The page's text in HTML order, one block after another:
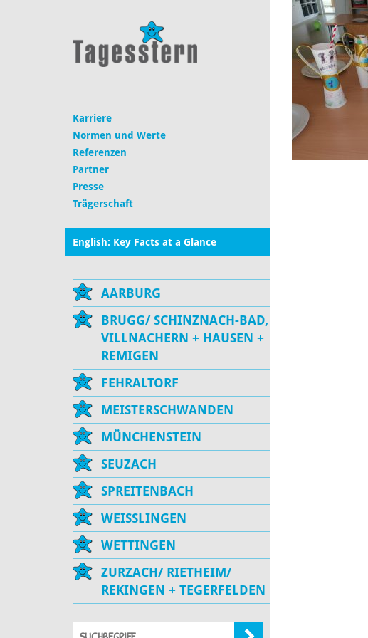
Karriere
Normen und Werte
Referenzen
Partner
Presse
Trägerschaft
English: Key Facts at a Glance
AARBURG
BRUGG/ SCHINZNACH-BAD,
VILLNACHERN + HAUSEN +
REMIGEN
FEHRALTORF
MEISTERSCHWANDEN
MÜNCHENSTEIN
SEUZACH
SPREITENBACH
WEISSLINGEN
WETTINGEN
ZURZACH/ RIETHEIM/
REKINGEN + TEGERFELDEN